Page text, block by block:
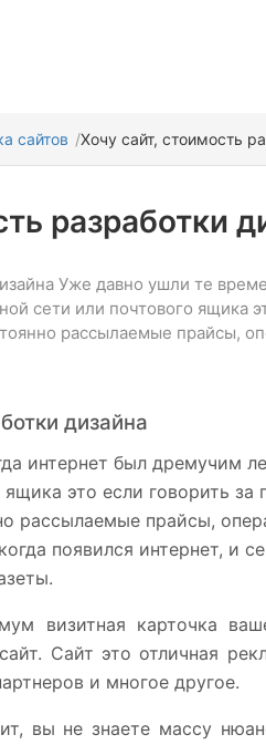
сайтов Хочу сайт, стоимость
разработки
Уже давно ушли те
сети или почтового ящика
рассылаемые прайсы,
дизайна
интернет был дремучим
это если говорить
рассылаемые прайсы,
появился интернет, и
визитная карточка
Сайт это отличная
и многое другое.
вы не знаете массу